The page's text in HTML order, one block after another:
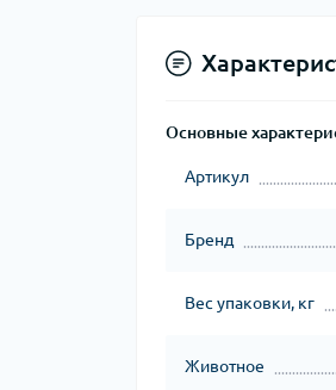
Основные
Артикул
Бренд
Вес упаковки, кг
Животное